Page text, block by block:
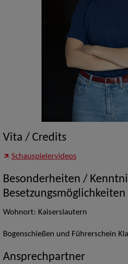
Vita / Credits
Schauspielervideos
Besonderheiten /
Besetzungsmöglichkeiten
Wohnort: Kaiserslautern
Bogenschießen und Führerschein
Ansprechpartner